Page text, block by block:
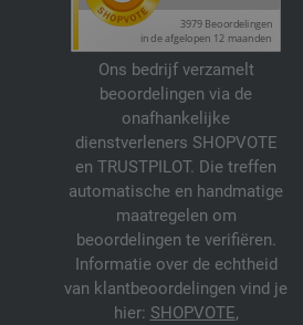
Ons bedrijf verzamelt
beoordelingen via de
onafhankelijke
dienstverleners SHOPVOTE
en TRUSTPILOT. Die treffen
automatische en handmatige
maatregelen om
beoordelingen te verifiëren.
Informatie over de echtheid
van klantbeoordelingen vind je
hier: SHOPVOTE,